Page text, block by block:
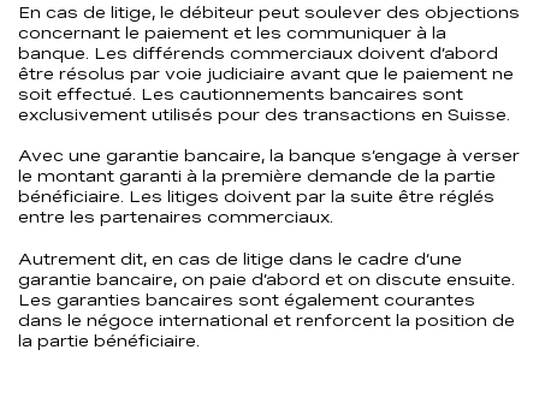
En cas de litige, le débiteur peut soulever des objections
concernant le paiement et les communiquer à la
banque. Les différends commerciaux doivent d’abord
être résolus par voie judiciaire avant que le paiement ne
soit effectué. Les cautionnements bancaires sont
exclusivement utilisés pour des transactions en Suisse.
Avec une garantie bancaire, la banque s’engage à verser
le montant garanti à la première demande de la partie
bénéficiaire. Les litiges doivent par la suite être réglés
entre les partenaires commerciaux.
Autrement dit, en cas de litige dans le cadre d’une
garantie bancaire, on paie d’abord et on discute ensuite.
Les garanties bancaires sont également courantes
dans le négoce international et renforcent la position de
la partie bénéficiaire.